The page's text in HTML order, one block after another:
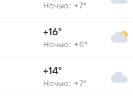
Ночью: +7°
+16°
Ночью: +6°
+14°
Ночью: +7°